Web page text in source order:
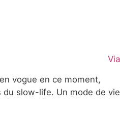
Via
vogue en ce moment,
du slow-life. Un mode de vie